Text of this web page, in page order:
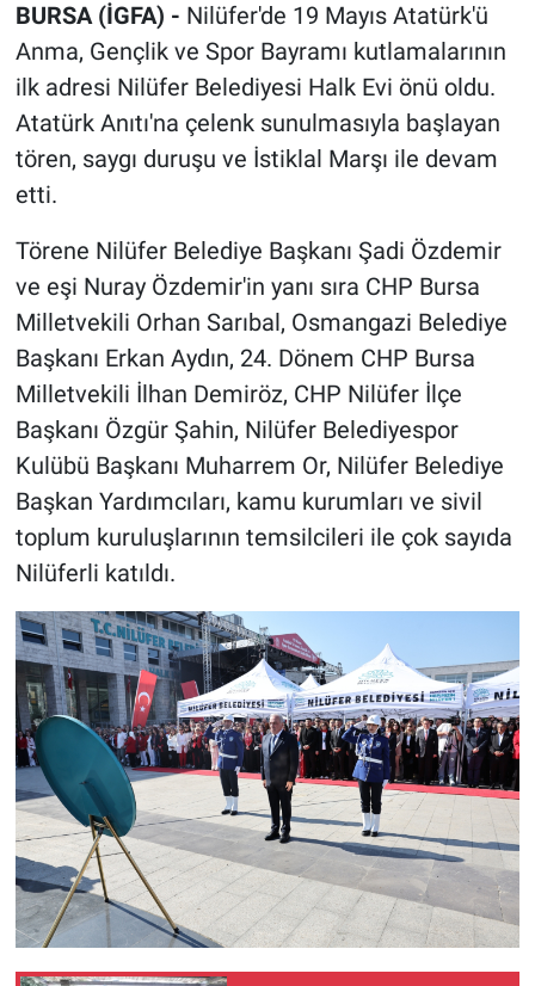
BURSA (İGFA) - Nilüfer'de 19 Mayıs Atatürk'ü
Anma, Gençlik ve Spor Bayramı kutlamalarının
ilk adresi Nilüfer Belediyesi Halk Evi önü oldu.
Atatürk Anıtı'na çelenk sunulmasıyla başlayan
tören, saygı duruşu ve İstiklal Marşı ile devam
etti.
Törene Nilüfer Belediye Başkanı Şadi Özdemir
ve eşi Nuray Özdemir'in yanı sıra CHP Bursa
Milletvekili Orhan Sarıbal, Osmangazi Belediye
Başkanı Erkan Aydın, 24. Dönem CHP Bursa
Milletvekili İlhan Demiröz, CHP Nilüfer İlçe
Başkanı Özgür Şahin, Nilüfer Belediyespor
Kulübü Başkanı Muharrem Or, Nilüfer Belediye
Başkan Yardımcıları, kamu kurumları ve sivil
toplum kuruluşlarının temsilcileri ile çok sayıda
Nilüferli katıldı.